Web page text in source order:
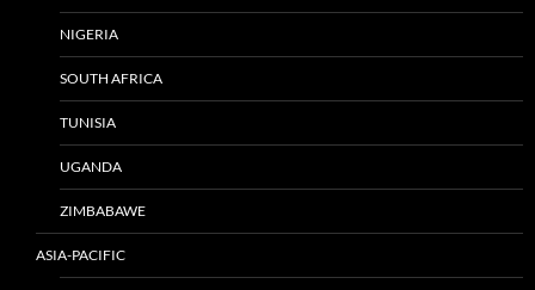
NIGERIA
SOUTH AFRICA
TUNISIA
UGANDA
ZIMBABAWE
ASIA-PACIFIC